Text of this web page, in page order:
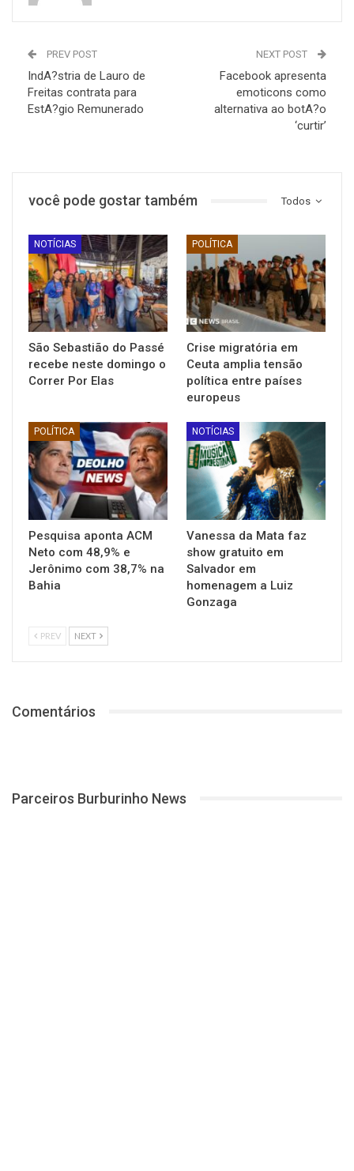
PREV POST
IndA?stria de Lauro de
Freitas contrata para
EstA?gio Remunerado
NEXT POST
Facebook apresenta
emoticons como
alternativa ao botA?o
‘curtir’
Todos
você pode gostar também
NOTÍCIAS
São Sebastião do Passé
recebe neste domingo o
Correr Por Elas
POLÍTICA
Crise migratória em
Ceuta amplia tensão
política entre países
europeus
POLÍTICA
Pesquisa aponta ACM
Neto com 48,9% e
Jerônimo com 38,7% na
Bahia
NOTÍCIAS
Vanessa da Mata faz
show gratuito em
Salvador em
homenagem a Luiz
Gonzaga
PREV NEXT
Comentários
Parceiros Burburinho News